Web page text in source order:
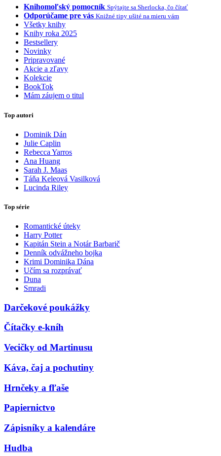
Knihomoľský pomocník Spýtajte sa Sherlocka, čo čítať
Odporúčame pre vás Knižné tipy ušité na mieru vám
Všetky knihy
Knihy roka 2025
Bestsellery
Novinky
Pripravované
Akcie a zľavy
Kolekcie
BookTok
Mám záujem o titul
Top autori
Dominik Dán
Julie Caplin
Rebecca Yarros
Ana Huang
Sarah J. Maas
Táňa Keleová Vasilková
Lucinda Riley
Top série
Romantické úteky
Harry Potter
Kapitán Stein a Notár Barbarič
Denník odvážneho bojka
Krimi Dominika Dána
Učím sa rozprávať
Duna
Smradi
Darčekové poukážky
Čítačky e-kníh
Vecičky od Martinusu
Káva, čaj a pochutiny
Hrnčeky a fľaše
Papiernictvo
Zápisníky a kalendáre
Hudba